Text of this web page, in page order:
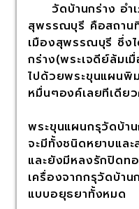
วัดบ้านกร่าง อำเ
สุพรรณบุรี คือสถาน
เมืองสุพรรณบุรี ซึ่ง
กร่าง(พระเจดีย์ล้ม
ไปด้วยพระขุนแผนพิ
หมื่นๆองค์เลยทีเดีย
พระขุนแผนกรุวัดบ้า
จะมีทั้งชนิดหยาบแล
และยังมีหลงรักปิดท
เครื่องจากกรุวัดบ้า
แบบอยุธยาทั้งหมด